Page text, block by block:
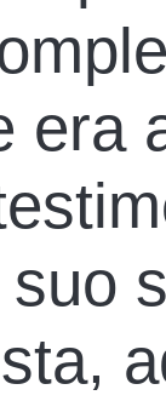
era